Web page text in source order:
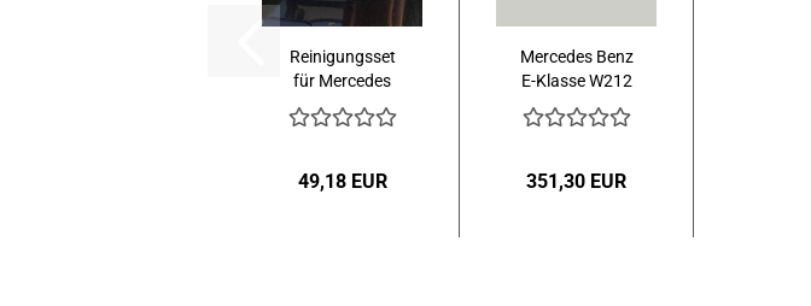
Reinigungsset
für Mercedes
Benz
W212/S212...
49,18 EUR
Mercedes Benz
E-Klasse W212
S212 Xenon
HID...
351,30 EUR